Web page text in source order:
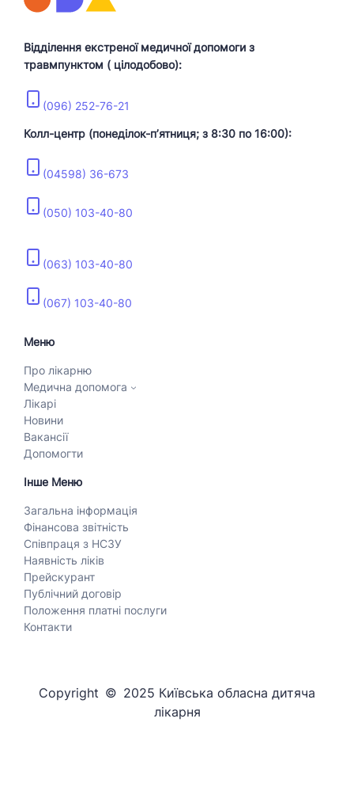
Відділення екстреної медичної допомоги з
травмпунктом ( цілодобово):
(096) 252-76-21
Колл-центр (понеділок-пʼятниця; з 8:30 по 16:00):
(04598) 36-673
(050) 103-40-80
(063) 103-40-80
(067) 103-40-80
Меню
Про лікарню
Медична допомога
Лікарі
Новини
Вакансії
Допомогти
Інше Меню
Загальна інформація
Фінансова звітність
Співпраця з НСЗУ
Наявність ліків
Прейскурант
Публічний договір
Положення платні послуги
Контакти
Copyright © 2025 Київська обласна дитяча
лікарня